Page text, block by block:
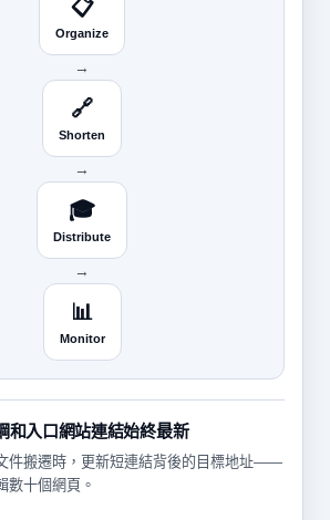
📋
Organize
→
🔗
Shorten
→
🎓
Distribute
→
📊
Monitor
和入口網站連結始終最新
件搬遷時，更新短連結背後的目標地址——
數十個網頁。